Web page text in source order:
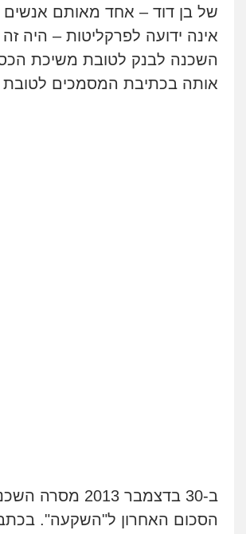
של בן דוד – אחד מאותם אנשים
אינה ידועה לפרקליטות – היה
השכנה לבנק לטובת משיכת
אותה בכתיבת המסמכים
ב-30 בדצמבר 2013
הסכום האחרון ל"השקעה".